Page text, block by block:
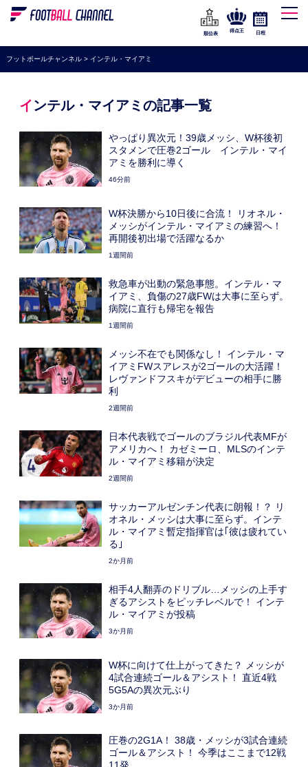
WEリーグ
海外サッカー
プレミアリーグ
ラ・リーガ
ブンデスリーガ
UEFA
高校サッカー
動画
順位表
得点王 日程
フットボールチャンネル> インテル・マイアミ
インテル・マイアミの記事一覧
やっぱり異次元！39歳メッシ、W杯後初
スタメンで圧巻2ゴール インテル・マイ
アミを勝利に導く
46分前
W杯決勝から10日後に合流！ リオネル・
メッシがインテル・マイアミの練習へ！
再開後初出場で活躍なるか
1週間前
救急車が出動の緊急事態。インテル・マ
イアミ、負傷の27歳FWは大事に至らず。
病院に直行も帰宅を報告
1週間前
メッシ不在でも関係なし！ インテル・マ
イアミFWスアレスが2ゴールの大活躍！
レヴァンドフスキがデビューの相手に勝
利
2週間前
日本代表戦でゴールのブラジル代表MFが
アメリカへ！ カゼミーロ、MLSのインテ
ル・マイアミ移籍が決定
2週間前
サッカーアルゼンチン代表に朗報！？ リ
オネル・メッシは大事に至らず。インテ
ル・マイアミ暫定指揮官は｢彼は疲れてい
る｣
2か月前
相手4人翻弄のドリブル…メッシの上手す
ぎるアシストをピッチレベルで！ インテ
ル・マイアミが投稿
3か月前
W杯に向けて仕上がってきた？ メッシが
4試合連続ゴール＆アシスト！ 直近4戦
5G5Aの異次元ぶり
3か月前
圧巻の2G1A！ 38歳・メッシが3試合連続
ゴール＆アシスト！ 今季はここまで12戦